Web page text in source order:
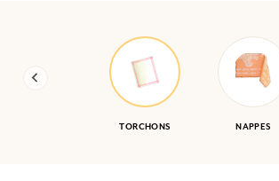
TORCHONS NAPPES